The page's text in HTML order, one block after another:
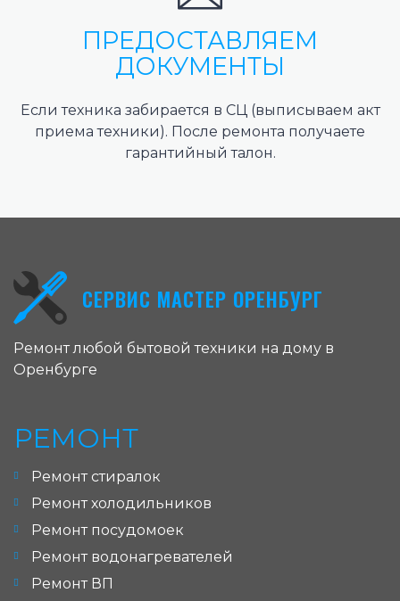
ПРЕДОСТАВЛЯЕМ
ДОКУМЕНТЫ
Если техника забирается в СЦ (выписываем акт
приема техники). После ремонта получаете
гарантийный талон.
СЕРВИС МАСТЕР ОРЕНБУРГ
Ремонт любой бытовой техники на дому в
Оренбурге
РЕМОНТ
Ремонт стиралок
Ремонт холодильников
Ремонт посудомоек
Ремонт водонагревателей
Ремонт ВП